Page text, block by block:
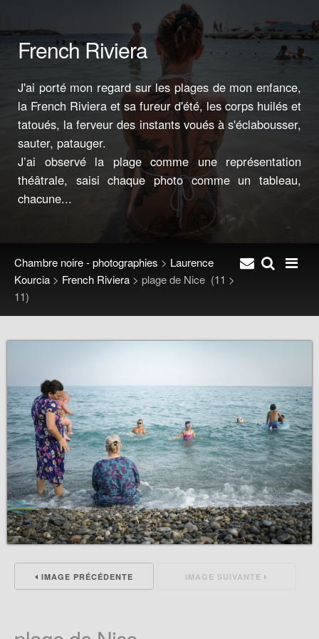
French Riviera
J'ai porté mon regard sur les plages de mon enfance,
la French Riviera et sa fureur d'été, les corps huilés et
tatoués, la ferveur des instants voués à s'éclabousser,
sauter, patauger.
J’ai observé la plage comme une représentation
théâtrale, saisi chaque photo comme un tableau,
chacune...
Chambre noire - photographies > Laurence
Kourcia > French Riviera > plage de Nice (11 >
11)
IMAGE PRÉCÉDENTE IMAGE SUIVANTE